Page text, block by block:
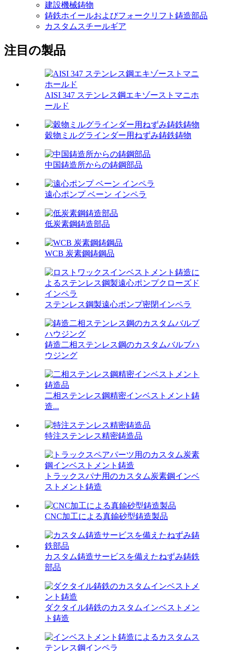
建設機械鋳物
鋳鉄ホイールおよびフォークリフト鋳造部品
カスタムスチールギア
注目の製品
AISI 347 ステンレス鋼エキゾーストマニホ
ールド
穀物ミルグラインダー用ねずみ鋳鉄鋳物
中国鋳造所からの鋳鋼部品
遠心ポンプ ベーン インペラ
低炭素鋼鋳造部品
WCB 炭素鋼鋳鋼品
ステンレス鋼製遠心ポンプ密閉インペラ
鋳造二相ステンレス鋼のカスタムバルブハ
ウジング
二相ステンレス鋼精密インベストメント鋳
造...
特注ステンレス精密鋳造品
トラックスパナ用のカスタム炭素鋼インベ
ストメント鋳造
CNC加工による真鍮砂型鋳造製品
カスタム鋳造サービスを備えたねずみ鋳鉄
部品
ダクタイル鋳鉄のカスタムインベストメン
ト鋳造